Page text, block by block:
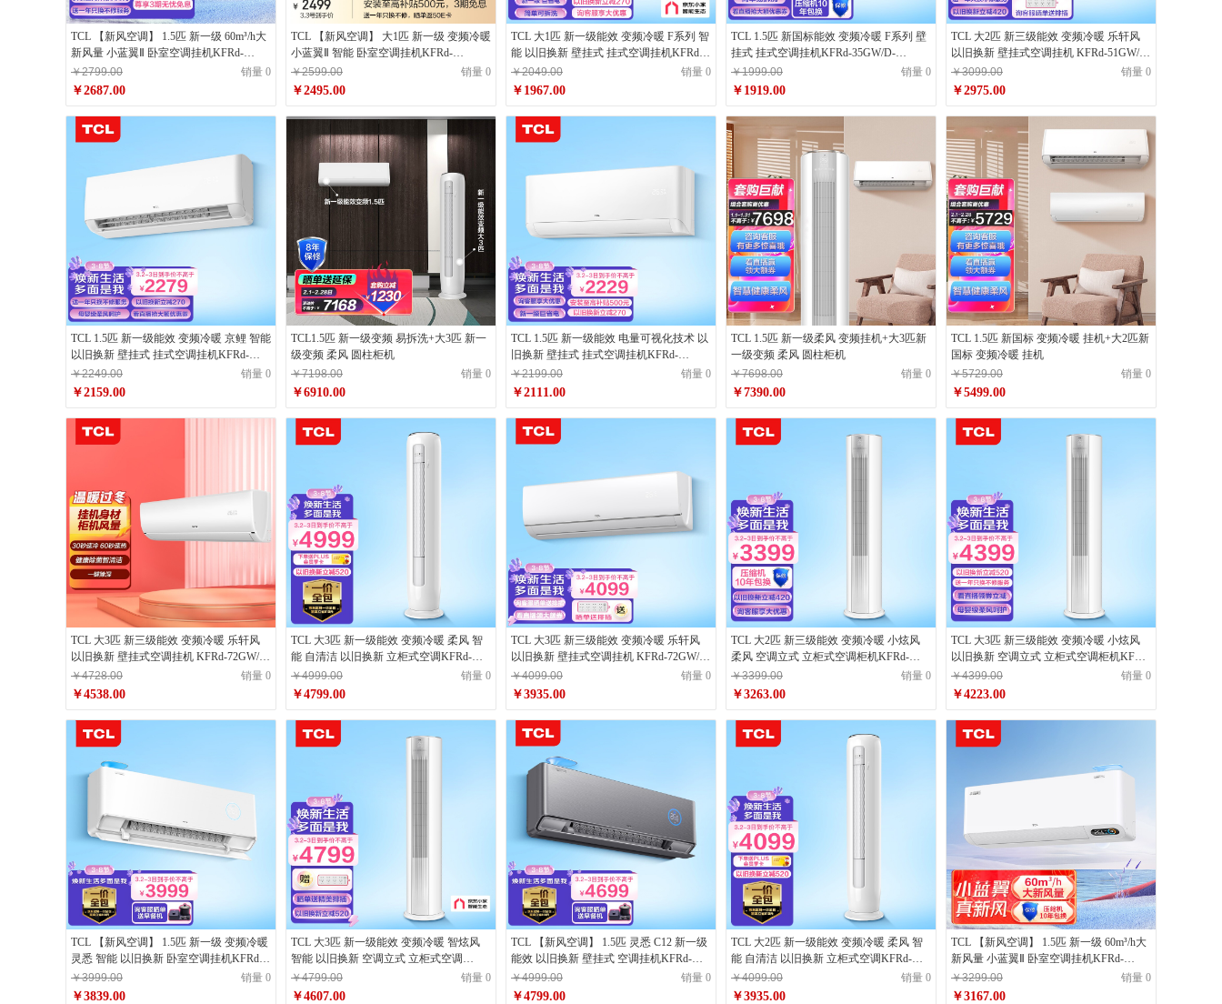
TCL 【新风空调】 1.5匹 新一级 60m³/h大
新风量 小蓝翼Ⅱ 卧室空调挂机KFRd-
35GW/D-SWA11Bp(B1)京东小家
￥2799.00 销量 0
￥2687.00
TCL 【新风空调】 大1匹 新一级 变频冷暖
小蓝翼Ⅱ 智能 卧室空调挂机KFRd-
26GW/D-SWA11Bp(B1) 京东小家
￥2599.00 销量 0
￥2495.00
TCL 大1匹 新一级能效 变频冷暖 F系列 智
能 以旧换新 壁挂式 挂式空调挂机KFRd-
26GW/D-STA11Bp(B1)京东小家
￥2049.00 销量 0
￥1967.00
TCL 1.5匹 新国标能效 变频冷暖 F系列 壁
挂式 挂式空调挂机KFRd-35GW/D-
STA12Bp(B3)卧室
￥1999.00 销量 0
￥1919.00
TCL 大2匹 新三级能效 变频冷暖 乐轩风
以旧换新 壁挂式空调挂机 KFRd-51GW/D-
FH11Bp(B3)卧室客厅
￥3099.00 销量 0
￥2975.00
TCL 1.5匹 新一级能效 变频冷暖 京鲤 智能
以旧换新 壁挂式 挂式空调挂机KFRd-
35GW/D-XG21Bp(B1)京东小家
￥2249.00 销量 0
￥2159.00
TCL1.5匹 新一级变频 易拆洗+大3匹 新一
级变频 柔风 圆柱柜机
￥7198.00
销量 0
￥6910.00
TCL 1.5匹 新一级能效 电量可视化技术 以
旧换新 壁挂式 挂式空调挂机KFRd-
35GW/D-STA11Bp(B1)节能省电款
￥2199.00 销量 0
￥2111.00
TCL 1.5匹 新一级柔风 变频挂机+大3匹新
一级变频 柔风 圆柱柜机
￥7698.00
销量 0
￥7390.00
TCL 1.5匹 新国标 变频冷暖 挂机+大2匹新
国标 变频冷暖 挂机
￥5729.00
销量 0
￥5499.00
TCL 大3匹 新三级能效 变频冷暖 乐轩风
以旧换新 壁挂式空调挂机 KFRd-72GW/D-
FH11Bp(B3)卧室客厅
￥4728.00 销量 0
￥4538.00
TCL 大3匹 新一级能效 变频冷暖 柔风 智
能 自清洁 以旧换新 立柜式空调KFRd-
72LW/DBp-SMQ11(B1)京东小家
￥4999.00 销量 0
￥4799.00
TCL 大3匹 新三级能效 变频冷暖 乐轩风
以旧换新 壁挂式空调挂机 KFRd-72GW/D-
FH11Bp(B3)卧室客厅
￥4099.00 销量 0
￥3935.00
TCL 大2匹 新三级能效 变频冷暖 小炫风
柔风 空调立式 立柜式空调柜机KFRd-
51LW/D-ME21Bp(B3)客厅
￥3399.00 销量 0
￥3263.00
TCL 大3匹 新三级能效 变频冷暖 小炫风
以旧换新 空调立式 立柜式空调柜机KFRd-
72LW/D-ME23Bp(B3)客厅
￥4399.00 销量 0
￥4223.00
TCL 【新风空调】 1.5匹 新一级 变频冷暖
灵悉 智能 以旧换新 卧室空调挂机KFRd-
35GW/DBp-XJ11+B1新风系统
￥3999.00 销量 0
￥3839.00
TCL 大3匹 新一级能效 变频冷暖 智炫风
智能 以旧换新 空调立式 立柜式空调
KFRd-72LW/D-ME21Bp(B1)京东小家
￥4799.00 销量 0
￥4607.00
TCL 【新风空调】 1.5匹 灵悉 C12 新一级
能效 以旧换新 壁挂式 空调挂机KFRd-
35GW/DBp-XJ21+B1新风系统
￥4999.00 销量 0
￥4799.00
TCL 大2匹 新一级能效 变频冷暖 柔风 智
能 自清洁 以旧换新 立柜式空调KFRd-
51LW/DBp-SMQ11(B1)京东小家
￥4099.00 销量 0
￥3935.00
TCL 【新风空调】 1.5匹 新一级 60m³/h大
新风量 小蓝翼Ⅱ 卧室空调挂机KFRd-
35GW/D-SWA11Bp(B1) 智能
￥3299.00 销量 0
￥3167.00